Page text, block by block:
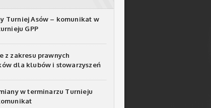
Turniej Asów – komunikat w
GPP
z zakresu prawnych
dla klubów i stowarzyszeń
w terminarzu Turnieju